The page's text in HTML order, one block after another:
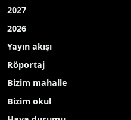
2027
2026
Yayın akışı
Röportaj
Bizim mahalle
Bizim okul